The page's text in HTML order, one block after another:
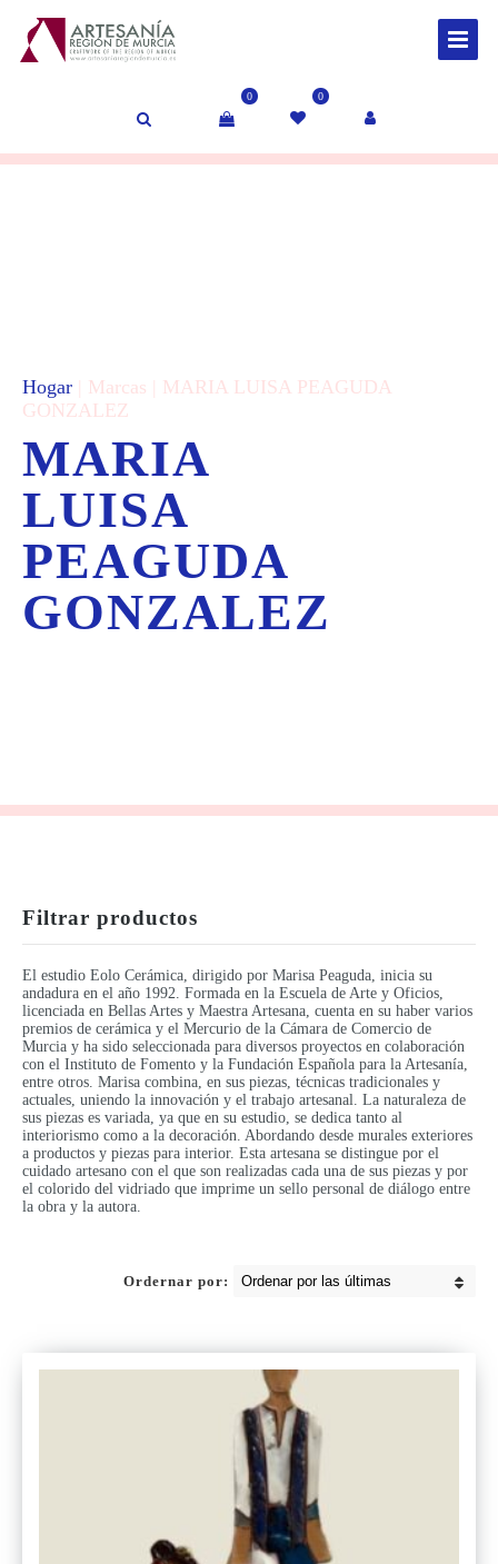
0 0
Hogar | Marcas | MARIA LUISA PEAGUDA
GONZALEZ
MARIA
LUISA
PEAGUDA
GONZALEZ
Filtrar productos
El estudio Eolo Cerámica, dirigido por Marisa Peaguda, inicia su
andadura en el año 1992. Formada en la Escuela de Arte y Oficios,
licenciada en Bellas Artes y Maestra Artesana, cuenta en su haber varios
premios de cerámica y el Mercurio de la Cámara de Comercio de
Murcia y ha sido seleccionada para diversos proyectos en colaboración
con el Instituto de Fomento y la Fundación Española para la Artesanía,
entre otros. Marisa combina, en sus piezas, técnicas tradicionales y
actuales, uniendo la innovación y el trabajo artesanal. La naturaleza de
sus piezas es variada, ya que en su estudio, se dedica tanto al
interiorismo como a la decoración. Abordando desde murales exteriores
a productos y piezas para interior. Esta artesana se distingue por el
cuidado artesano con el que son realizadas cada una de sus piezas y por
el colorido del vidriado que imprime un sello personal de diálogo entre
la obra y la autora.
Ordernar por: